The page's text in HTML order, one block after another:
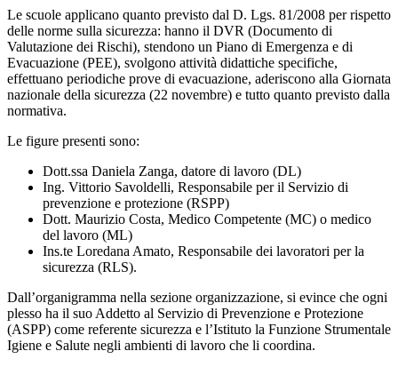
Le scuole applicano quanto previsto dal D. Lgs. 81/2008 per rispetto
delle norme sulla sicurezza: hanno il DVR (Documento di
Valutazione dei Rischi), stendono un Piano di Emergenza e di
Evacuazione (PEE), svolgono attività didattiche specifiche,
effettuano periodiche prove di evacuazione, aderiscono alla Giornata
nazionale della sicurezza (22 novembre) e tutto quanto previsto dalla
normativa.
Le figure presenti sono:
Dott.ssa Daniela Zanga, datore di lavoro (DL)
Ing. Vittorio Savoldelli, Responsabile per il Servizio di
prevenzione e protezione (RSPP)
Dott. Maurizio Costa, Medico Competente (MC) o medico
del lavoro (ML)
Ins.te Loredana Amato, Responsabile dei lavoratori per la
sicurezza (RLS).
Dall’organigramma nella sezione organizzazione, si evince che ogni
plesso ha il suo Addetto al Servizio di Prevenzione e Protezione
(ASPP) come referente sicurezza e l’Istituto la Funzione Strumentale
Igiene e Salute negli ambienti di lavoro che li coordina.